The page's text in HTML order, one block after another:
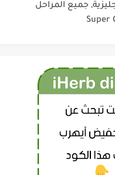
جميع المراحل
Super